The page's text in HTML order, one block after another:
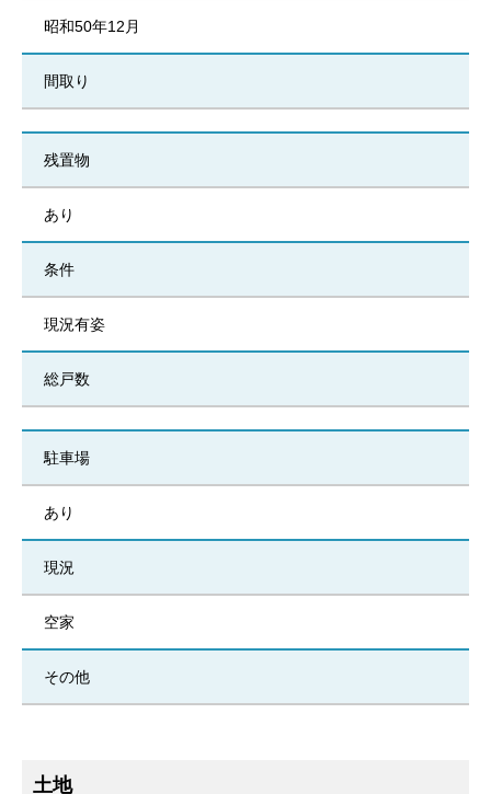
昭和50年12月
間取り
残置物
あり
条件
現況有姿
総戸数
駐車場
あり
現況
空家
その他
土地